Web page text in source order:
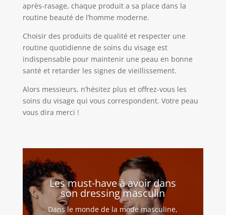
après-rasage, chaque produit a sa place dans la
routine beauté de l’homme moderne.
Choisir des produits de qualité et respecter une
routine quotidienne de soins du visage est
indispensable pour maintenir une peau en bonne
santé et retarder les signes de vieillissement.
Alors messieurs, n’hésitez plus et offrez-vous les
soins du visage qui vous correspondent. Votre peau
vous dira merci !
Les must-have à avoir dans
son dressing masculin
Dans le monde de la mode masculine,